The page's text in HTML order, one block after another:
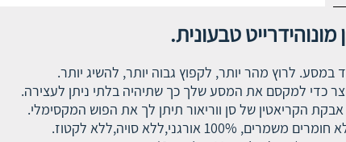
טבעונית.
לרוץ מהר יותר, לקפוץ גבוה יותר, להשיג יותר.
כדי למקסם את המסע שלך כך שתיהיה בלתי ניתן לעצירה.
הקריאטין של סן ווריאור תיתן לך את הפוש המקסימלי.
אורגני,ללא סויה,ללא לקטוז.